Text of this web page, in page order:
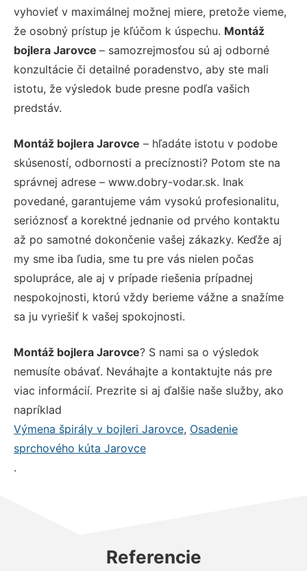
vyhovieť v maximálnej možnej miere, pretože vieme,
že osobný prístup je kľúčom k úspechu. Montáž
bojlera Jarovce – samozrejmosťou sú aj odborné
konzultácie či detailné poradenstvo, aby ste mali
istotu, že výsledok bude presne podľa vašich
predstáv.
Montáž bojlera Jarovce – hľadáte istotu v podobe
skúseností, odbornosti a precíznosti? Potom ste na
správnej adrese – www.dobry-vodar.sk. Inak
povedané, garantujeme vám vysokú profesionalitu,
serióznosť a korektné jednanie od prvého kontaktu
až po samotné dokončenie vašej zákazky. Keďže aj
my sme iba ľudia, sme tu pre vás nielen počas
spolupráce, ale aj v prípade riešenia prípadnej
nespokojnosti, ktorú vždy berieme vážne a snažíme
sa ju vyriešiť k vašej spokojnosti.
Montáž bojlera Jarovce? S nami sa o výsledok
nemusíte obávať. Neváhajte a kontaktujte nás pre
viac informácií. Prezrite si aj ďalšie naše služby, ako
napríklad
Výmena špirály v bojleri Jarovce, Osadenie
sprchového kúta Jarovce
.
Referencie